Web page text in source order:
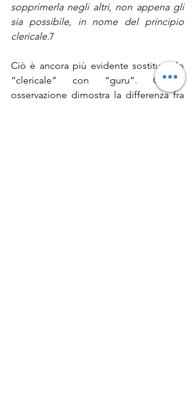
sopprimerla negli altri, non appena gli
sia possibile, in nome del principio
clericale.7
Ciò è ancora più evidente sostituendo
“clericale” con “guru”. Questa
osservazione dimostra la differenza fra